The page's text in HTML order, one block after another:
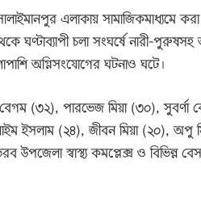
এলাকায় সামাজিকমাধ্যমে
ঘণ্টাব্যাপী চলা সংঘর্ষে নারী-
অগ্নিসংযোগের ঘটনাও ঘটে।
(৩২), পারভেজ মিয়া (৩০), সুবর্ণা
ইসলাম (২৪), জীবন মিয়া (২০), অপু
স্বাস্থ্য কমপ্লেক্স ও বিভিন্ন